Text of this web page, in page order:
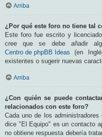
Arriba
¿Por qué este foro no tiene tal
Este foro fue escrito y
cree que se debe añadir
Centro de phpBB Ideas (en
existentes o sugerir nuevas
Arriba
¿Con quién se puede
relacionados con este foro?
Cada uno de los
dice "El Equipo" es un contacto
no obtiene respuesta debería